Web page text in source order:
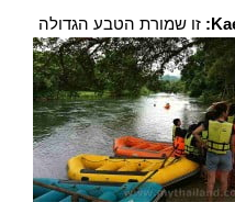
זו שמורת הטבע הגדולה